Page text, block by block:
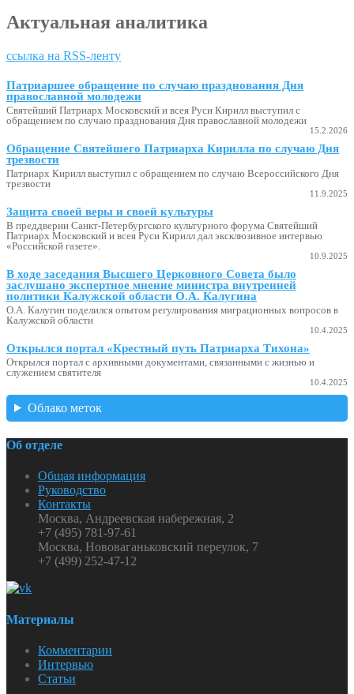
Актуальная аналитика
ссылка на RSS-ленту
Патриаршее обращение по случаю празднования Дня
православной молодежи
Святейший Патриарх Московский и всея Руси Кирилл выступил с
обращением по случаю празднования Дня православной молодежи
15.2.2026
Обращение Святейшего Патриарха Кирилла по случаю Дня
трезвости
Патриарх Кирилл выступил с обращением по случаю Всероссийского Дня
трезвости
11.9.2025
Защита своей веры и своей культуры
В преддверии Санкт-Петербургского культурного форума Святейший
Патриарх Московский и всея Руси Кирилл дал эксклюзивное интервью
«Российской газете».
10.9.2025
В ходе заседания Высшего Церковного Совета было
заслушано экспертное мнение министра внутренней
политики Калужской области О.А. Калугина
О.А. Калугин поделился опытом регулирования миграционных вопросов в
Калужской области
10.4.2025
Открылся портал «Крестный путь Патриарха Тихона»
Открылся портал с архивными документами, связанными с жизнью и
служением святителя
10.4.2025
Облако меток
Об отделе
Общая информация
Руководство
Контакты
Москва, Андреевская набережная, 2
+7 (495) 781-97-61
Москва, Нововаганьковский переулок, 7
+7 (499) 252-47-12
Материалы
Комментарии
Интервью
Статьи